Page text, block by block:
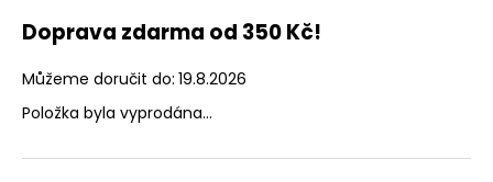
Doprava zdarma od 350 Kč!
Můžeme doručit do: 19.8.2026
Položka byla vyprodána…
D
p
o
u